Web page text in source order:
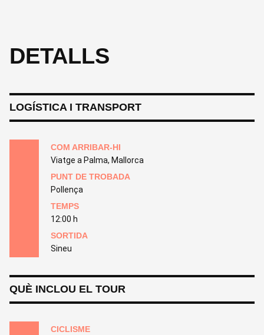
DETALLS
LOGÍSTICA I TRANSPORT
COM ARRIBAR-HI
Viatge a Palma, Mallorca
PUNT DE TROBADA
Pollença
TEMPS
12:00 h
SORTIDA
Sineu
QUÈ INCLOU EL TOUR
CICLISME